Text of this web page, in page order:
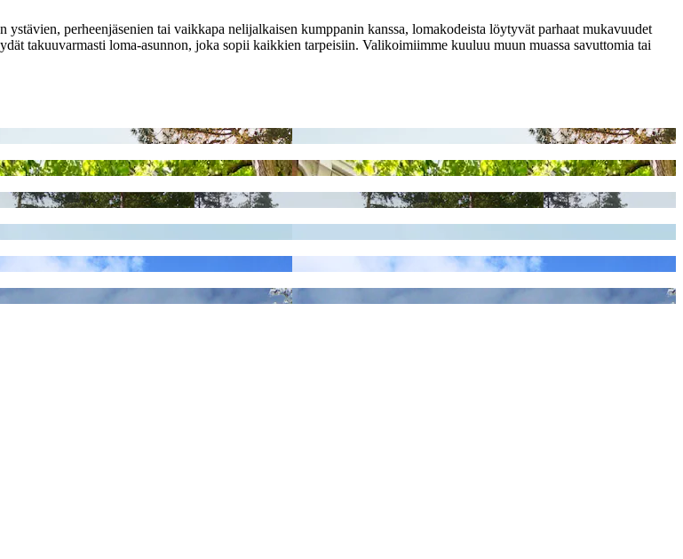
perheenjäsenien tai vaikkapa nelijalkaisen kumppanin kanssa, lomakodeista löytyvät parhaat mukavuudet
takuuvarmasti loma-asunnon, joka sopii kaikkien tarpeisiin. Valikoimiimme kuuluu muun muassa savuttomia tai